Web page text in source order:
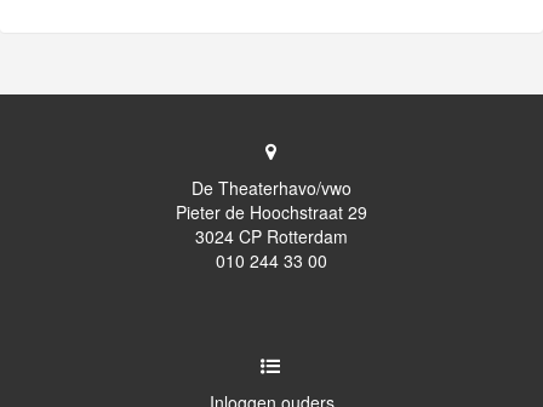
De Theaterhavo/vwo
Pieter de Hoochstraat 29
3024 CP Rotterdam
010 244 33 00
Inloggen ouders